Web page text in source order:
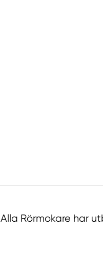
Alla Rörmokare har